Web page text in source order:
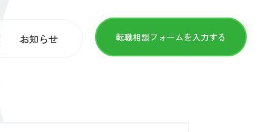
お知らせ 転職相談フォームを入力する